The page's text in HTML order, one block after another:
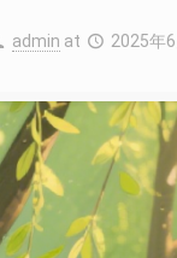
admin at 2025年